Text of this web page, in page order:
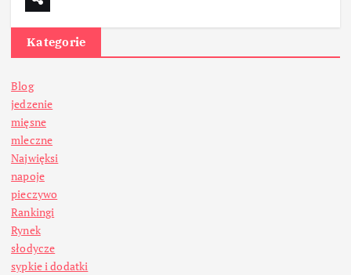
Kategorie
Blog
jedzenie
mięsne
mleczne
Najwięksi
napoje
pieczywo
Rankingi
Rynek
słodycze
sypkie i dodatki